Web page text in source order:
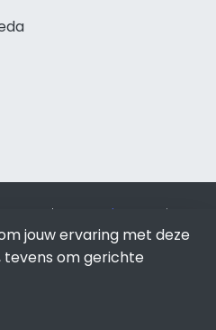
SEO door SEO-bureau
Lion
bewezen resultaten?SEO
.Breda is onderdeel van Lion
jouw ervaring met deze
om gerichte